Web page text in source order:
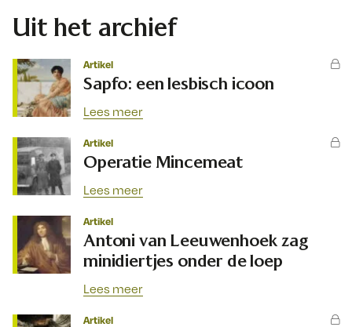
Uit het archief
Artikel
Sapfo: een lesbisch icoon
Lees meer
Artikel
Operatie Mincemeat
Lees meer
Artikel
Antoni van Leeuwenhoek zag
minidiertjes onder de loep
Lees meer
Artikel